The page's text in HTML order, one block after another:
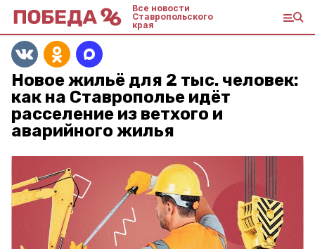
Все новости
Ставропольского
края
Новое жильё для 2 тыс. человек:
как на Ставрополье идёт
расселение из ветхого и
аварийного жилья